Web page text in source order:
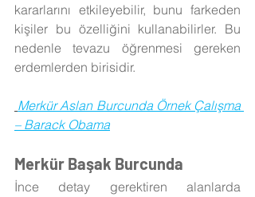
kararlarını etkileyebilir, bunu farkeden
kişiler bu özelliğini kullanabilirler. Bu
nedenle tevazu öğrenmesi gereken
erdemlerden birisidir.
Merkür Aslan Burcunda Örnek Çalışma
– Barack Obama
Merkür Başak Burcunda
İnce detay gerektiren alanlarda